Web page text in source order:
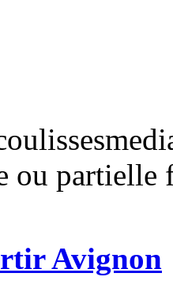
ou partielle
Avignon